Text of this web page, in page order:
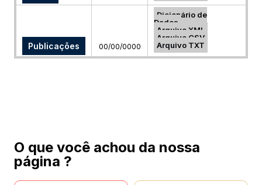
Publicações 00/00/0000
Dicionário de
Dados
Arquivo XML
Arquivo CSV
Arquivo TXT
O que você achou da nossa
página ?